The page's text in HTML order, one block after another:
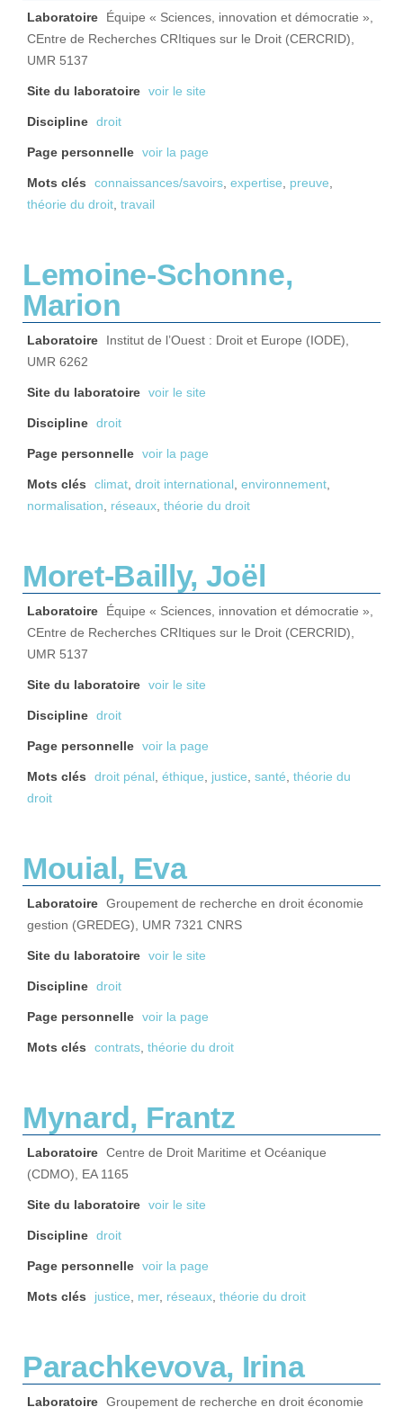
Laboratoire
Équipe « Sciences, innovation et démocratie »,
CEntre de Recherches CRItiques sur le Droit (CERCRID),
UMR 5137
Site du laboratoire voir le site
Discipline droit
Page personnelle voir la page
Mots clés connaissances/savoirs, expertise, preuve,
théorie du droit, travail
Lemoine-Schonne,
Marion
Laboratoire
Institut de l’Ouest : Droit et Europe (IODE),
UMR 6262
Site du laboratoire voir le site
Discipline droit
Page personnelle voir la page
Mots clés climat, droit international , environnement,
normalisation, réseaux, théorie du droit
Moret-Bailly, Joël
Laboratoire
Équipe « Sciences, innovation et démocratie »,
CEntre de Recherches CRItiques sur le Droit (CERCRID),
UMR 5137
Site du laboratoire voir le site
Discipline droit
Page personnelle voir la page
Mots clés droit pénal , éthique, justice, santé, théorie du
droit
Mouial, Eva
Laboratoire Groupement de recherche en droit économie
gestion (GREDEG), UMR 7321 CNRS
Site du laboratoire voir le site
Discipline droit
Page personnelle voir la page
Mots clés contrats, théorie du droit
Mynard, Frantz
Laboratoire Centre de Droit Maritime et Océanique
(CDMO), EA 1165
Site du laboratoire voir le site
Discipline droit
Page personnelle voir la page
Mots clés justice, mer, réseaux, théorie du droit
Parachkevova, Irina
Laboratoire Groupement de recherche en droit économie